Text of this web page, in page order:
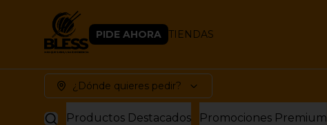
PIDE AHORA TIENDAS
¿Dónde quieres pedir?
Productos Destacados Promociones Premium